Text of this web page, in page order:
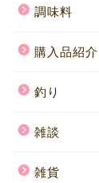
調味料
購入品紹介
釣り
雑談
雑貨